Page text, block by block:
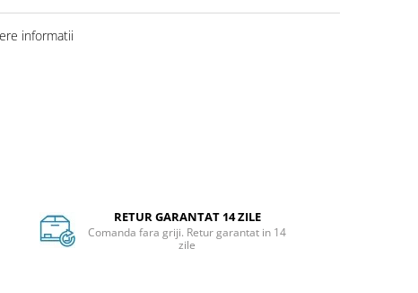
informatii
RETUR GARANTAT 14 ZILE
Comanda fara griji. Retur garantat in 14
zile